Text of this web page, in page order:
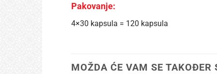
Pakovanje:
4×30 kapsula = 120 kapsula
MOŽDA ĆE VAM SE